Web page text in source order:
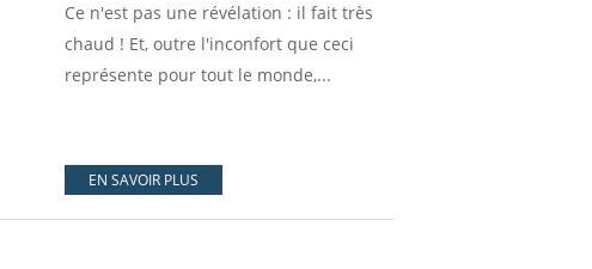
Ce n'est pas une révélation : il fait très
chaud ! Et, outre l'inconfort que ceci
représente pour tout le monde,...
EN SAVOIR PLUS